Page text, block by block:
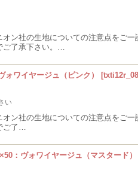
オン社の生地についての注意点をご
了承下さい。…
ォワイヤージュ（ピンク） [
い
オン社の生地についての注意点をご
ご了…
：ヴォワイヤージュ（マスタード）